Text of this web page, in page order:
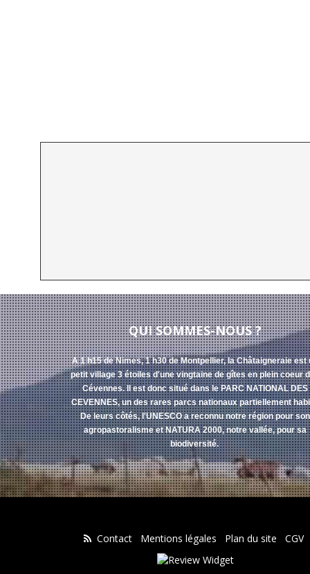
QUI SOMMES-NOUS ?
A 1 h15 de Nimes, 1 h30 de Montpellier, la Châtaigneraie est
petit village 3 étoiles d'une vingtaine de gîtes en plein coeur
Cévennes. Il est donc situé dans le PARC NATIONAL DES
CEVENNES, un des rares parcs nationaux partiellement
De leurs côtés, l'UNESCO a reconnu notre région pour son
agropastoralisme et NATURA 2000, notre vallée, pour sa
biodiversité.
Contact Mentions légales Plan du site CGV